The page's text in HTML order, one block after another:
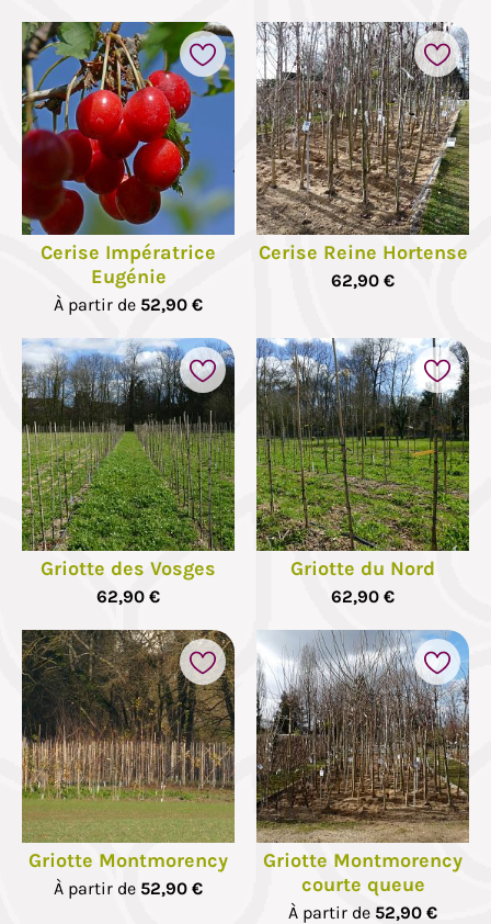
Cerise Impératrice
Eugénie
À partir de 52,90 €
Cerise Reine Hortense
62,90 €
Griotte des Vosges
62,90 €
Griotte du Nord
62,90 €
Griotte Montmorency
À partir de 52,90 €
Griotte Montmorency
courte queue
À partir de 52,90 €